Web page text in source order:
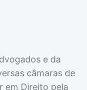
e da
câmaras de
em Direito pela